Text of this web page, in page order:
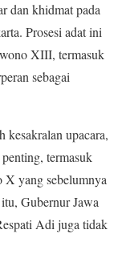
dan khidmat pada
Prosesi adat ini
XIII, termasuk
sebagai
kesakralan upacara,
termasuk
yang sebelumnya
Gubernur Jawa
Adi juga tidak